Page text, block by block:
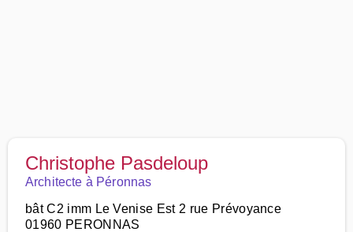
Christophe Pasdeloup
Architecte à Péronnas
bât C2 imm Le Venise Est 2 rue Prévoyance
01960 PERONNAS